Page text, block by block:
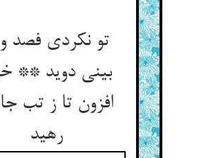
تو نکردی فصد و
بینی دوید **
افزون تا ز تب
رهید